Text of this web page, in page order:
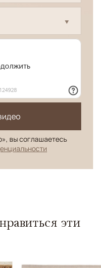
вы соглашаетесь
эти